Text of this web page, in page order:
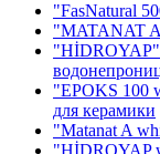
"FasNatural
"MATANAT
"HİDROYAP"
"EPOKS 100
для керамики
"Matanat A
"HİDROYAP